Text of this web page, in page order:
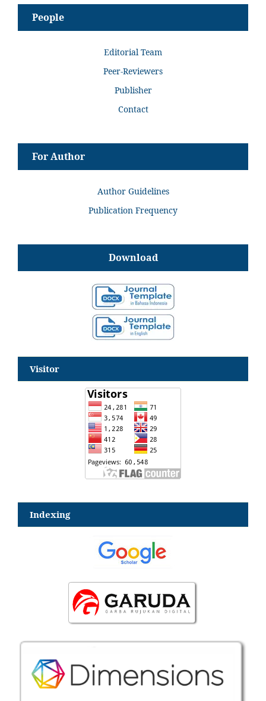
People
Editorial Team
Peer-Reviewers
Publisher
Contact
For Author
Author Guidelines
Publication Frequency
Download
Visitor
Indexing